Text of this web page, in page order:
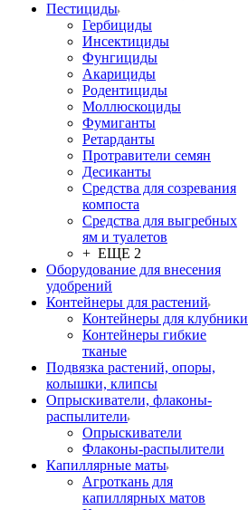
Пестициды
Гербициды
Инсектициды
Фунгициды
Акарициды
Родентициды
Моллюскоциды
Фумиганты
Ретарданты
Протравители семян
Десиканты
Средства для созревания
компоста
Средства для выгребных
ям и туалетов
+ ЕЩЕ 2
Оборудование для внесения
удобрений
Контейнеры для растений
Контейнеры для клубники
Контейнеры гибкие
тканые
Подвязка растений, опоры,
колышки, клипсы
Опрыскиватели, флаконы-
распылители
Опрыскиватели
Флаконы-распылители
Капиллярные маты
Агроткань для
капиллярных матов